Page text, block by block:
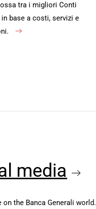
tra i migliori Conti
base a costi, servizi e
media
the Banca Generali world.